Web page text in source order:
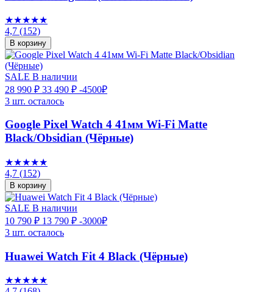
★★★★★
4,7 (152)
В корзину
SALE В наличии
28 990 ₽ 33 490 ₽ -4500₽
3 шт. осталось
Google Pixel Watch 4 41мм Wi-Fi Matte
Black/Obsidian (Чёрные)
★★★★★
4,7 (152)
В корзину
SALE В наличии
10 790 ₽ 13 790 ₽ -3000₽
3 шт. осталось
Huawei Watch Fit 4 Black (Чёрные)
★★★★★